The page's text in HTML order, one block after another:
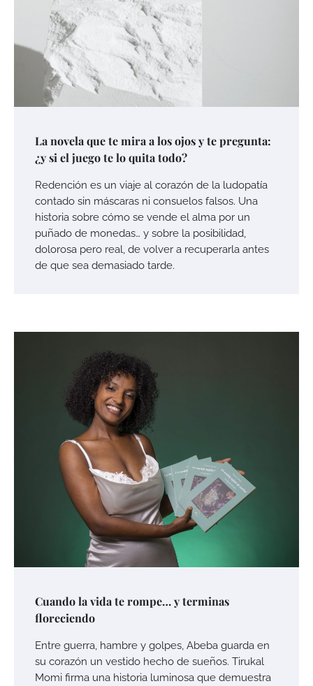
La novela que te mira a los ojos y te pregunta:
¿y si el juego te lo quita todo?
Redención es un viaje al corazón de la ludopatía
contado sin máscaras ni consuelos falsos. Una
historia sobre cómo se vende el alma por un
puñado de monedas… y sobre la posibilidad,
dolorosa pero real, de volver a recuperarla antes
de que sea demasiado tarde.
Cuando la vida te rompe… y terminas
floreciendo
Entre guerra, hambre y golpes, Abeba guarda en
su corazón un vestido hecho de sueños. Tirukal
Momi firma una historia luminosa que demuestra